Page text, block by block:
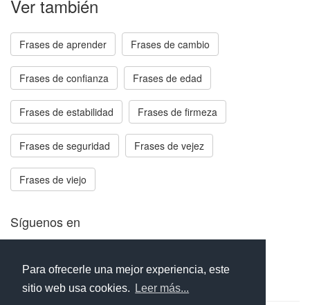
Para ofrecerle una mejor experiencia, este
sitio web usa cookies.
Leer más...
Ver también
Frases de aprender Frases de cambio
Frases de confianza Frases de edad
Frases de estabilidad Frases de firmeza
Frases de seguridad Frases de vejez
Frases de viejo
Síguenos en